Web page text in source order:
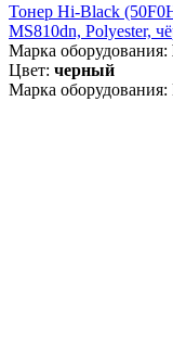
Тонер Hi-Black
MS810dn, Polyester,
Марка оборудования:
Цвет: черный
Марка